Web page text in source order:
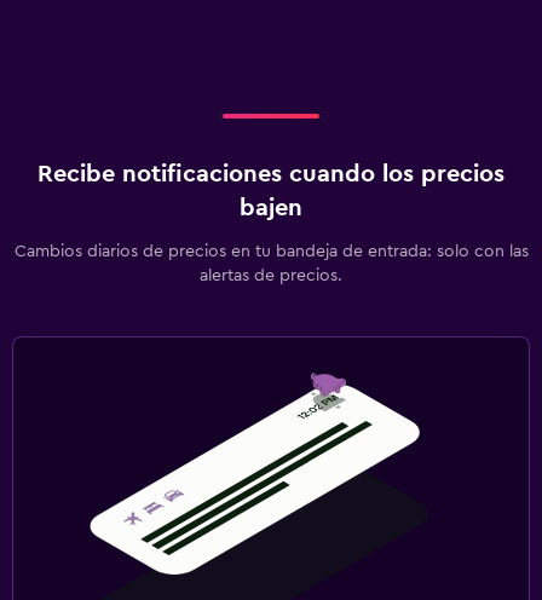
Recibe notificaciones cuando los precios
bajen
Cambios diarios de precios en tu bandeja de entrada: solo con las
alertas de precios.